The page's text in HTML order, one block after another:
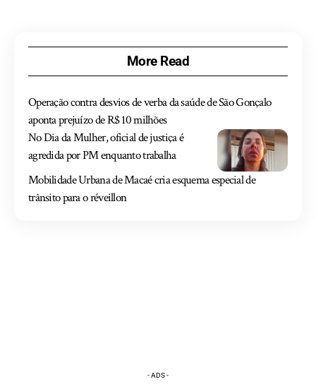
More Read
Operação contra desvios de verba da saúde de São Gonçalo
aponta prejuízo de R$ 10 milhões
No Dia da Mulher, oficial de justiça é
agredida por PM enquanto trabalha
Mobilidade Urbana de Macaé cria esquema especial de
trânsito para o réveillon
- ADS -